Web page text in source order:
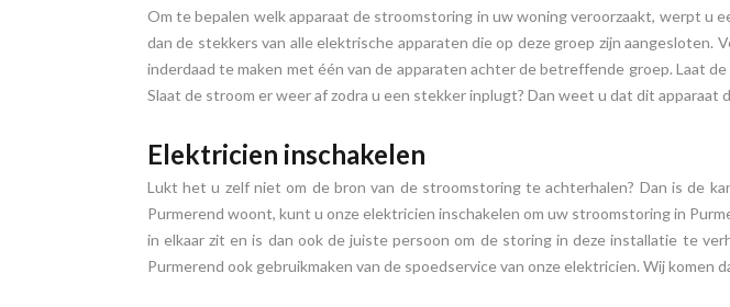
Om te bepalen welk apparaat de stroomstoring in uw woning veroorzaakt, werpt u
dan de stekkers van alle elektrische apparaten die op deze groep zijn
inderdaad te maken met één van de apparaten achter de betreffende groep. Laat
Slaat de stroom er weer af zodra u een stekker inplugt? Dan weet u dat dit apparaat
Elektricien inschakelen
Lukt het u zelf niet om de bron van de stroomstoring te achterhalen? Dan is de
Purmerend woont, kunt u onze elektricien inschakelen om uw stroomstoring in
in elkaar zit en is dan ook de juiste persoon om de storing in deze installatie te
Purmerend ook gebruikmaken van de spoedservice van onze elektricien. Wij komen